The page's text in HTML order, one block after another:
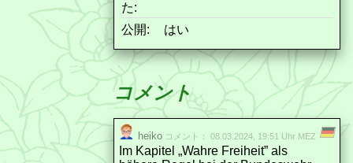
た:
公開: はい
コメント
heiko コメント： 08.03.2024, 19:51 Uhr MEZ
Im Kapitel „Wahre Freiheit” als